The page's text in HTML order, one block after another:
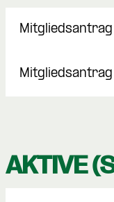
AKTIVE